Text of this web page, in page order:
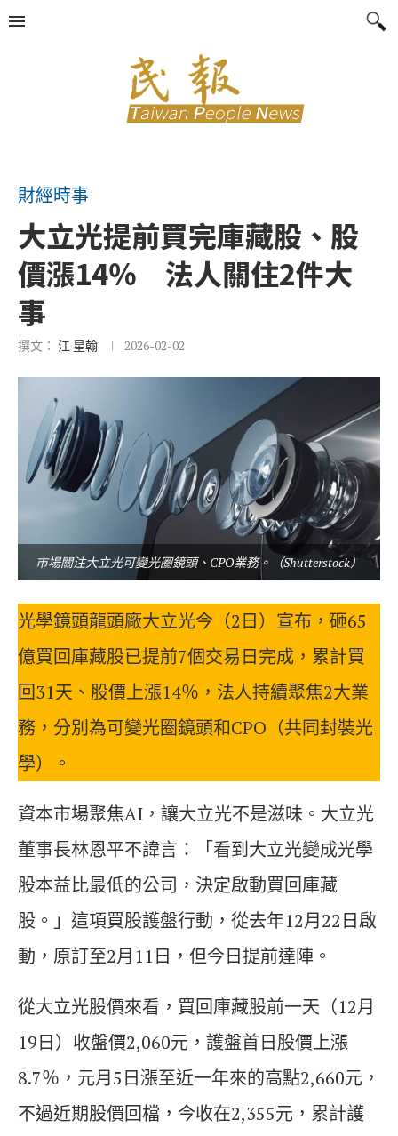
財經時事
大立光提前買完庫藏股、股
價漲14％ 法人關住2件大
事
撰文： 江 星翰 2026-02-02
市場關注大立光可變光圈鏡頭、CPO業務。（Shutterstock）
光學鏡頭龍頭廠大立光今（2日）宣布，砸65
億買回庫藏股已提前7個交易日完成，累計買
回31天、股價上漲14％，法人持續聚焦2大業
務，分別為可變光圈鏡頭和CPO（共同封裝光
學）。
資本市場聚焦AI，讓大立光不是滋味。大立光
董事長林恩平不諱言：「看到大立光變成光學
股本益比最低的公司，決定啟動買回庫藏
股。」這項買股護盤行動，從去年12月22日啟
動，原訂至2月11日，但今日提前達陣。
從大立光股價來看，買回庫藏股前一天（12月
19日）收盤價2,060元，護盤首日股價上漲
8.7％，元月5日漲至近一年來的高點2,660元，
不過近期股價回檔，今收在2,355元，累計護